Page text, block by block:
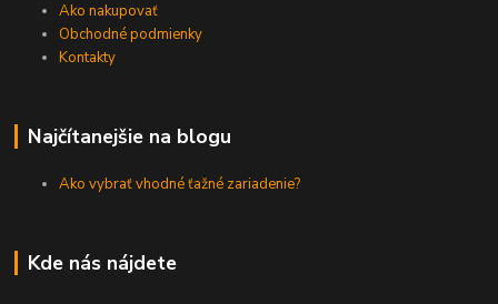
Ako nakupovať
Obchodné podmienky
Kontakty
Najčítanejšie na blogu
Ako vybrať vhodné ťažné zariadenie?
Kde nás nájdete